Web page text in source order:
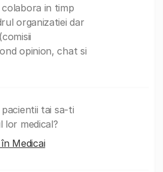
in timp
organizatiei dar
opinion, chat si
tai sa-ti
lor medical?
Medicai